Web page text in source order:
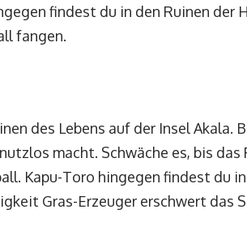
findest du in den Ruinen der
fangen.
des Lebens auf der Insel Akala.
macht. Schwäche es, bis
Kapu-Toro hingegen findest du
Gras-Erzeuger erschwert das